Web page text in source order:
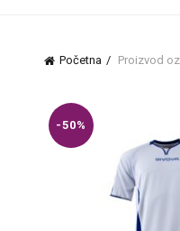
Početna Proizvod
-50%